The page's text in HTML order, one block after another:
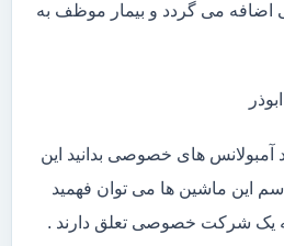
می گردد و بیمار موظف به
های خصوصی بدانید این
این ماشین ها می توان فهمید
یک شرکت خصوصی تعلق دارند .